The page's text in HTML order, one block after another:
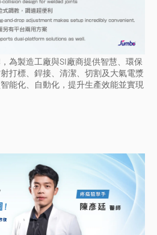
為製造工廠與SI廠商提供智慧、環保
打標、銲接、清潔、切割及大氣電漿
能化、自動化，提升生產效能並實現